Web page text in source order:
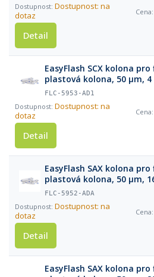
Dostupnost: na
dotaz
Detail
EasyFlash SCX kolona
plastová kolona, 50 µm, 4
FLC-5953-AD1
Dostupnost: na
dotaz
Detail
EasyFlash SAX kolona
plastová kolona, 50 µm,
FLC-5952-ADA
Dostupnost: na
dotaz
Detail
EasyFlash SAX kolona